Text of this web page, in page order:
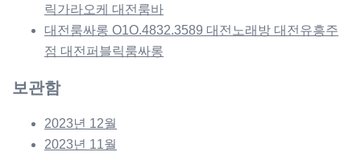
릭가라오케 대전룸바
대전룸싸롱 O1O.4832.3589 대전노래방 대전유흥주
점 대전퍼블릭룸싸롱
보관함
2023년 12월
2023년 11월